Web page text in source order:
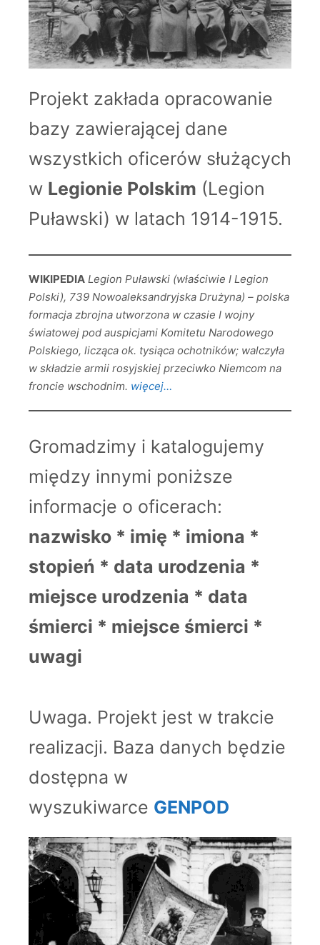
Projekt zakłada opracowanie
bazy zawierającej dane
wszystkich oficerów służących
w Legionie Polskim (Legion
Puławski) w latach 1914-1915.
WIKIPEDIA Legion Puławski (właściwie I Legion
Polski), 739 Nowoaleksandryjska Drużyna) – polska
formacja zbrojna utworzona w czasie I wojny
światowej pod auspicjami Komitetu Narodowego
Polskiego, licząca ok. tysiąca ochotników; walczyła
w składzie armii rosyjskiej przeciwko Niemcom na
froncie wschodnim. więcej…
Gromadzimy i katalogujemy
między innymi poniższe
informacje o oficerach:
nazwisko * imię * imiona *
stopień * data urodzenia *
miejsce urodzenia * data
śmierci * miejsce śmierci *
uwagi
Uwaga. Projekt jest w trakcie
realizacji. Baza danych będzie
dostępna w
wyszukiwarce GENPOD